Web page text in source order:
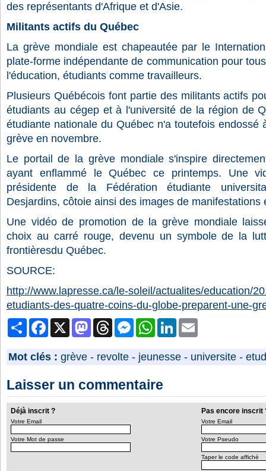
des représentants d'Afrique et d'Asie.
Militants actifs du Québec
La grève mondiale est chapeautée par le
plate-forme indépendante de communication pour
l'éducation, étudiants comme travailleurs.
Plusieurs Québécois font partie des militants actifs
étudiants au cégep et à l'université de la région de
étudiante nationale du Québec n'a toutefois endossé
grève en novembre.
Le portail de la grève mondiale s'inspire
ayant enflammé le Québec ce printemps. Une
présidente de la Fédération étudiante
Desjardins, côtoie ainsi des images de manifestations
Une vidéo de promotion de la grève mondiale
choix au carré rouge, devenu un symbole de la
frontièresdu Québec.
SOURCE:
http://www.lapresse.ca/le-soleil/actualites/education/
etudiants-des-quatre-coins-du-globe-preparent-une-
PartagerFacebook MastodonThreads MessengerWhatsAppLinkedIn
Mot clés : grève - revolte - jeunesse - universite -
Laisser un commentaire
Déjà inscrit ? Pas encore inscrit
Votre Email
Votre Mot de passe
Votre Email
Votre Pseudo
Taper le code affiché